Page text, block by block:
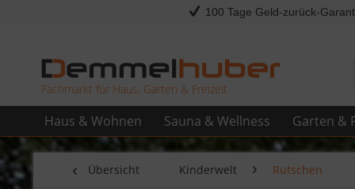
100 Tage Geld-zurück-
Fachmarkt für Haus, Garten & Freizeit
Haus & Wohnen Sauna & Wellness Garten &
Übersicht Kinderwelt Rutschen